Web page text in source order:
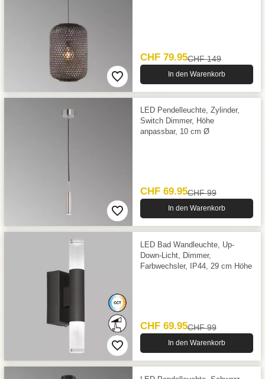
CHF 79.95CHF 149
In den Warenkorb
LED Pendelleuchte, Zylinder,
Switch Dimmer, Höhe
anpassbar, 10 cm Ø
CHF 69.95CHF 99
In den Warenkorb
LED Bad Wandleuchte, Up-
Down-Licht, Dimmer,
Farbwechsler, IP44, 29 cm Höhe
CHF 69.95CHF 99
In den Warenkorb